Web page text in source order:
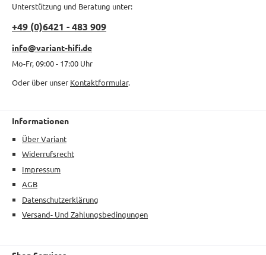
Unterstützung und Beratung unter:
+49 (0)6421 - 483 909
info@variant-hifi.de
Mo-Fr, 09:00 - 17:00 Uhr
Oder über unser Kontaktformular.
Informationen
Über Variant
Widerrufsrecht
Impressum
AGB
Datenschutzerklärung
Versand- Und Zahlungsbedingungen